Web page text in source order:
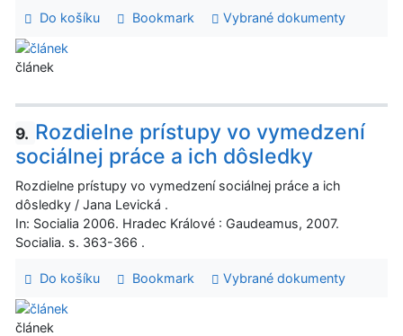
Do košíku Bookmark Vybrané dokumenty
článek
9. Rozdielne prístupy vo vymedzení
sociálnej práce a ich dôsledky
Rozdielne prístupy vo vymedzení sociálnej práce a ich
dôsledky / Jana Levická .
In: Socialia 2006. Hradec Králové : Gaudeamus, 2007.
Socialia. s. 363-366 .
Do košíku Bookmark Vybrané dokumenty
článek